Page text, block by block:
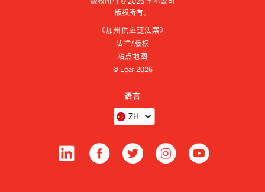
版权所有。
《加州供应链法案》
法律/版权
站点地图
© Lear 2026
语言
ZH